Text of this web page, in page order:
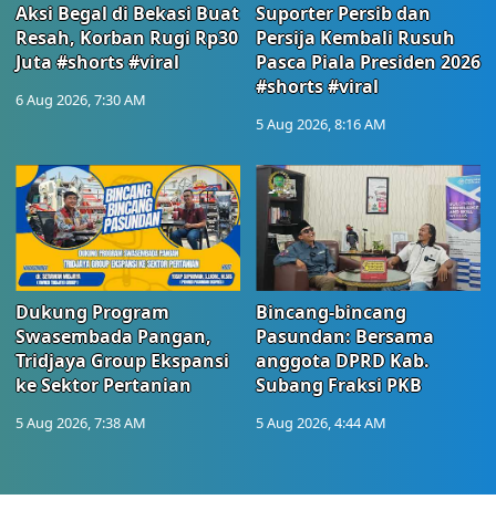
Aksi Begal di Bekasi Buat
Resah, Korban Rugi Rp30
Juta #shorts #viral
6 Aug 2026, 7:30 AM
Suporter Persib dan
Persija Kembali Rusuh
Pasca Piala Presiden 2026
#shorts #viral
5 Aug 2026, 8:16 AM
Dukung Program
Swasembada Pangan,
Tridjaya Group Ekspansi
ke Sektor Pertanian
5 Aug 2026, 7:38 AM
Bincang-bincang
Pasundan: Bersama
anggota DPRD Kab.
Subang Fraksi PKB
5 Aug 2026, 4:44 AM